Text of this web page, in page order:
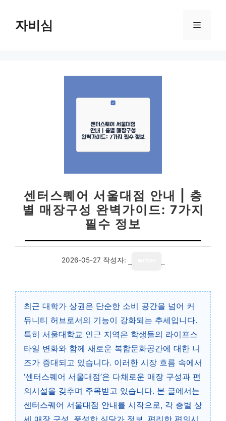
자비심 메
센터스퀘어 서울대점 안내 | 층
별 매장구성 완벽가이드: 7가지
필수 정보
2026-05-27 작성자:
최근 대학가 상권은 단순한 소비 공간을 넘어 커
뮤니티 허브로서의 기능이 강화되는 추세입니다.
특히 서울대학교 인근 지역은 학생들의 라이프스
타일 변화와 함께 새로운 복합문화공간에 대한 니
즈가 증대되고 있습니다. 이러한 시장 흐름 속에서
‘센터스퀘어 서울대점’은 다채로운 매장 구성과 편
의시설을 갖추며 주목받고 있습니다. 본 글에서는
센터스퀘어 서울대점 안내를 시작으로, 각 층별 상
세 매장 구성, 풍성한 식당가 정보, 편리한 편의시